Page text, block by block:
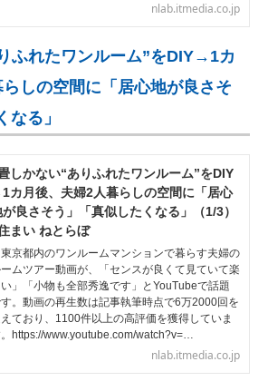
nlab.itmedia.co.jp
ふれたワンルーム”をDIY→1カ
しの空間に「居心地が良さそ
なる」
しかない“ありふれたワンルーム”をDIY
カ月後、夫婦2人暮らしの空間に「居心
が良さそう」「真似したくなる」（1/3）
まい ねとらぼ
京都内のワンルームマンションで暮らす夫婦の
ムツアー動画が、「センスが良くて見ていて楽
い」「小物も全部秀逸です」とYouTubeで話題
。動画の再生数は記事執筆時点で6万2000回を
ており、1100件以上の高評価を獲得していま
https://www.youtube.com/watch?v=…
nlab.itmedia.co.jp